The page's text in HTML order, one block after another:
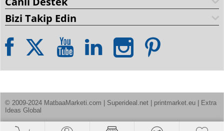
Bizi Takip Edin
© 2009-2024 MatbaaMarketi.com | Superideal.net | printmarket.eu | Extra
Ideas Global